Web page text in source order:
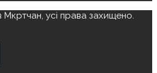
усі права захищено.